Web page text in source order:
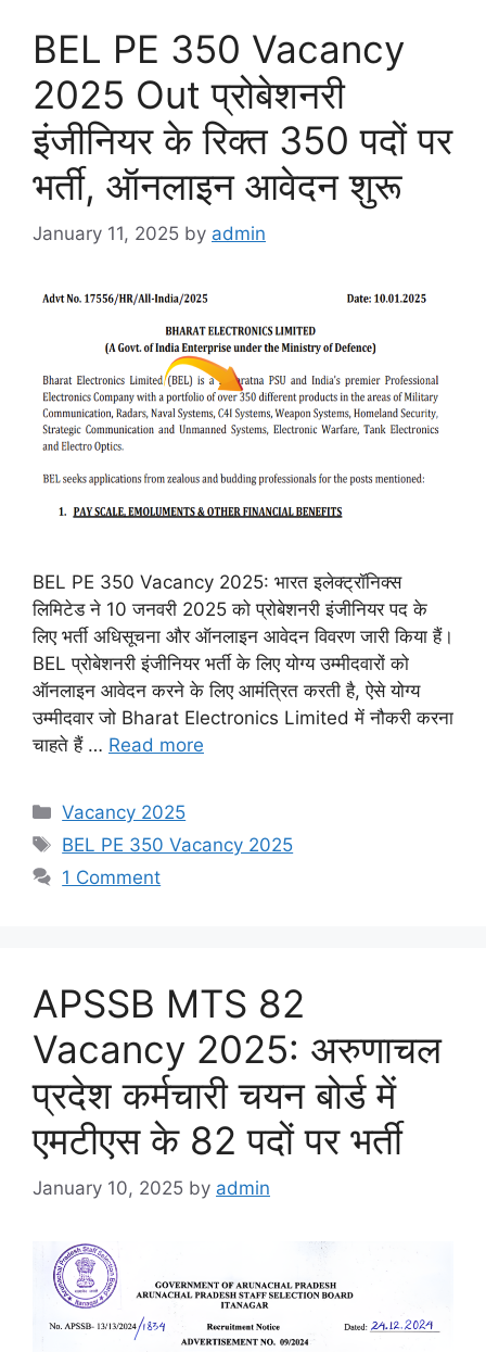
BEL PE 350 Vacancy
2025 Out प्रोबेशनरी
इंजीनियर के रिक्त 350 पदों पर
भर्ती, ऑनलाइन आवेदन शुरू
January 11, 2025 by admin
BEL PE 350 Vacancy 2025: भारत इलेक्ट्रॉनिक्स
लिमिटेड ने 10 जनवरी 2025 को प्रोबेशनरी इंजीनियर पद के
लिए भर्ती अधिसूचना और ऑनलाइन आवेदन विवरण जारी किया हैं।
BEL प्रोबेशनरी इंजीनियर भर्ती के लिए योग्य उम्मीदवारों को
ऑनलाइन आवेदन करने के लिए आमंत्रित करती है, ऐसे योग्य
उम्मीदवार जो Bharat Electronics Limited में नौकरी करना
चाहते हैं … Read more
Categories
Vacancy 2025
Tags
BEL PE 350 Vacancy 2025
1 Comment
APSSB MTS 82
Vacancy 2025: अरुणाचल
प्रदेश कर्मचारी चयन बोर्ड में
एमटीएस के 82 पदों पर भर्ती
January 10, 2025 by admin